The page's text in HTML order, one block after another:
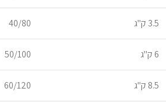
3.5 ק"ג 40/80
6 ק"ג 50/100
8.5 ק"ג 60/120